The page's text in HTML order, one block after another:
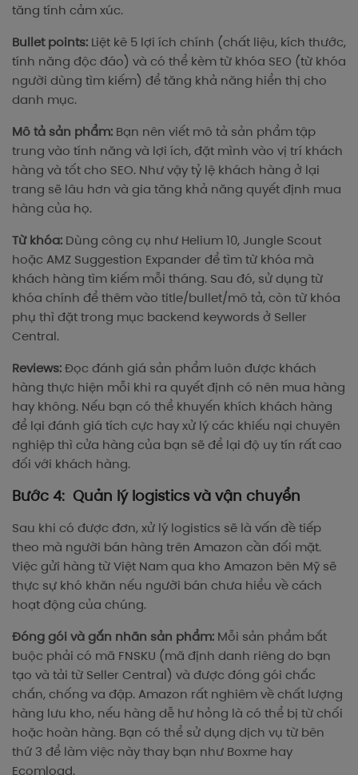
tăng tính cảm xúc.
Bullet points: Liệt kê 5 lợi ích chính (chất liệu, kích thước,
tính năng độc đáo) và có thể kèm từ khóa SEO (từ khóa
người dùng tìm kiếm) để tăng khả năng hiển thị cho
danh mục.
Mô tả sản phẩm: Bạn nên viết mô tả sản phẩm tập
trung vào tính năng và lợi ích, đặt mình vào vị trí khách
hàng và tốt cho SEO. Như vậy tỷ lệ khách hàng ở lại
trang sẽ lâu hơn và gia tăng khả năng quyết định mua
hàng của họ.
Từ khóa: Dùng công cụ như Helium 10, Jungle Scout
hoặc AMZ Suggestion Expander để tìm từ khóa mà
khách hàng tìm kiếm mỗi tháng. Sau đó, sử dụng từ
khóa chính để thêm vào title/bullet/mô tả, còn từ khóa
phụ thì đặt trong mục backend keywords ở Seller
Central.
Reviews:Đọc đánh giá sản phẩm luôn được khách
hàng thực hiện mỗi khi ra quyết định có nên mua hàng
hay không. Nếu bạn có thể khuyến khích khách hàng
để lại đánh giá tích cực hay xử lý các khiếu nại chuyên
nghiệp thì cửa hàng của bạn sẽ để lại độ uy tín rất cao
đối với khách hàng.
Bước 4: Quản lý logistics và vận chuyển
Sau khi có được đơn, xử lý logistics sẽ là vấn đề tiếp
theo mà người bán hàng trên Amazon cần đối mặt.
Việc gửi hàng từ Việt Nam qua kho Amazon bên Mỹ sẽ
thực sự khó khăn nếu người bán chưa hiểu về cách
hoạt động của chúng.
Đóng gói và gắn nhãn sản phẩm: Mỗi sản phẩm bắt
buộc phải có mã FNSKU (mã định danh riêng do bạn
tạo và tải từ Seller Central) và được đóng gói chắc
chắn, chống va đập. Amazon rất nghiêm về chất lượng
hàng lưu kho, nếu hàng dễ hư hỏng là có thể bị từ chối
hoặc hoàn hàng. Bạn có thể sử dụng dịch vụ từ bên
thứ 3 để làm việc này thay bạn như Boxme hay
Ecomload.